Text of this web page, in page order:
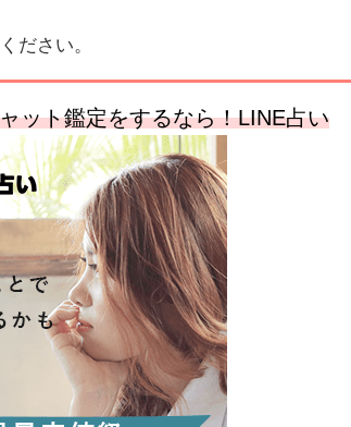
ださい。
ット鑑定をするなら！LINE占い